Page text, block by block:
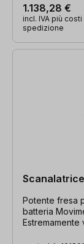
1.138,28 €
incl. IVA più costi
spedizione
Scanalatrice
Potente fresa
batteria
Estremamente